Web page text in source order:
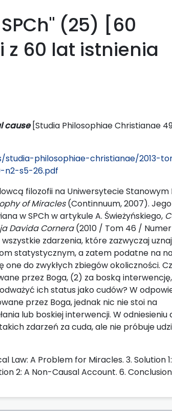
(25) [60
60 lat istnienia
cause [Studia Philosophiae Christianae
philosophiae-christianae/2013-
n2-s5-26.pdf
filozofii na Uniwersytecie Stanowym
of Miracles(Continnuum, 2007). Jego
w SPCh w artykule A. Świeżyńskiego,
Davida Cornera(2010 / Tom 46 / Numer
zdarzenia, które zazwyczaj
statystycznym, a zatem podatne na
do zwykłych zbiegów okoliczności.
przez Boga, (2) za boską
ich status jako cudów? W
przez Boga, jednak nic nie stoi na
lub boskiej interwencji. W odniesieniu
zdarzeń za cuda, ale nie próbuje
Law: A Problem for Miracles. 3. Solution
2: A Non-Causal Account. 6.